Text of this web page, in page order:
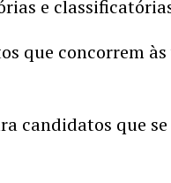
e
que concorrem às
candidatos que